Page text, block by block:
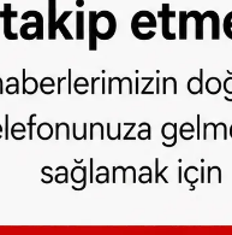
dış
anımsatan